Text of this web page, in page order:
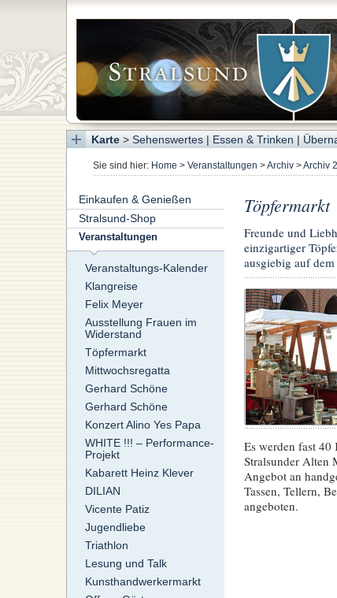
Karte> Sehenswertes| Essen & Trinken |
Sie sind hier: Home > Veranstaltungen >Archiv>Archiv
Einkaufen & Genießen
Stralsund-Shop
Veranstaltungen
Veranstaltungs-Kalender
Klangreise
Felix Meyer
Ausstellung Frauen im
Widerstand
Töpfermarkt
Mittwochsregatta
Gerhard Schöne
Gerhard Schöne
Konzert Alino Yes Papa
WHITE !!! – Performance-
Projekt
Kabarett Heinz Klever
DILIAN
Vicente Patiz
Jugendliebe
Triathlon
Lesung und Talk
Kunsthandwerkermarkt
Töpfermarkt
Freunde und
einzigartiger
ausgiebig auf
Es werden fast 40
Stralsunder Alten
Angebot an
Tassen, Tellern,
angeboten.